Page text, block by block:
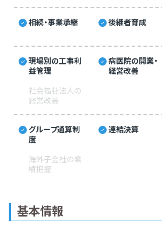
相続・事業承継 後継者育成
現場別の工事利
益管理
病医院の開業・
経営改善
社会福祉法人の
経営改善
グループ通算制
度
連結決算
海外子会社の業
績把握
基本情報